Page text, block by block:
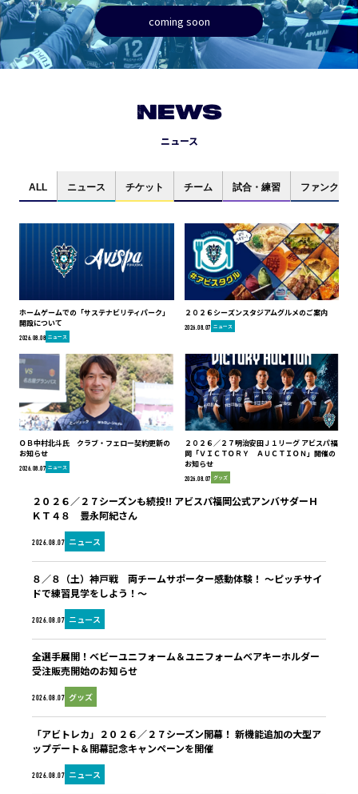
coming soon
NEWS
ニュース
ALL ニュース チケット チーム 試合・練習 ファンクラブ
ホームゲームでの「サステナビリティパーク」
開設について
2026.08.08 ニュース
２０２６シーズンスタジアムグルメのご案内
2026.08.07 ニュース
ＯＢ中村北斗氏 クラブ・フェロー契約更新の
お知らせ
2026.08.07 ニュース
２０２６／２７明治安田Ｊ１リーグ アビスパ福
岡「ＶＩＣＴＯＲＹ ＡＵＣＴＩＯＮ」開催の
お知らせ
2026.08.07 グッズ
2026.08.07 ニュース
２０２６／２７シーズンも続投!! アビスパ福岡公式アンバサダーＨ
ＫＴ４８ 豊永阿紀さん
2026.08.07 ニュース
８／８（土）神戸戦 両チームサポーター感動体験！ ～ピッチサイ
ドで練習見学をしよう！～
2026.08.07 グッズ
全選手展開！ベビーユニフォーム＆ユニフォームベアキーホルダー
受注販売開始のお知らせ
2026.08.07 ニュース
「アビトレカ」２０２６／２７シーズン開幕！ 新機能追加の大型ア
ップデート＆開幕記念キャンペーンを開催